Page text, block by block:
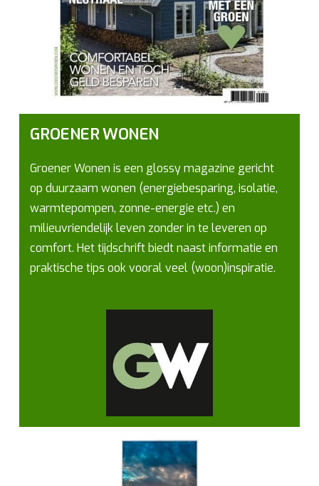
GROENER WONEN
Groener Wonen is een glossy magazine gericht
op duurzaam wonen (energiebesparing, isolatie,
warmtepompen, zonne-energie etc.) en
milieuvriendelijk leven zonder in te leveren op
comfort. Het tijdschrift biedt naast informatie en
praktische tips ook vooral veel (woon)inspiratie.